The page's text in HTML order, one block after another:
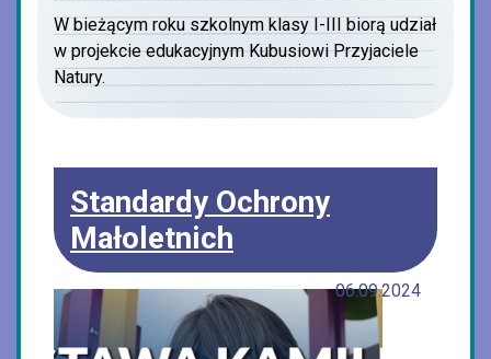
W bieżącym roku szkolnym klasy I-III biorą udział
w projekcie edukacyjnym Kubusiowi Przyjaciele
Natury.
Standardy Ochrony
Małoletnich
06.09.2024